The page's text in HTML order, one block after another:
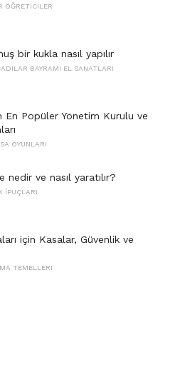
ÖĞRETICILER
bir kukla nasıl yapılır
BAYRAMI EL SANATLARI
En Popüler Yönetim Kurulu ve
OYUNLARI
nedir ve nasıl yaratılır?
İPUÇLARI
için Kasalar, Güvenlik ve
TEMELLERI